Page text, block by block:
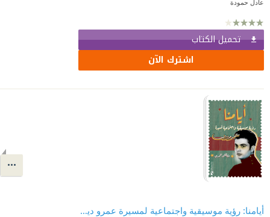
عادل حمودة
تحميل الكتاب
اشترك الآن
أيامنا: رؤية موسيقية واجتماعية لمسيرة عمرو دياب